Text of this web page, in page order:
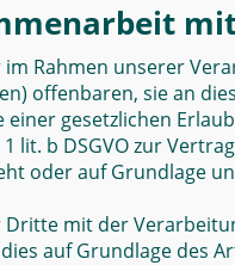
im Rahmen unserer
offenbaren, sie an
einer gesetzlichen
1 lit. b DSGVO zur
oder auf Grundlage
mit der
auf Grundlage des